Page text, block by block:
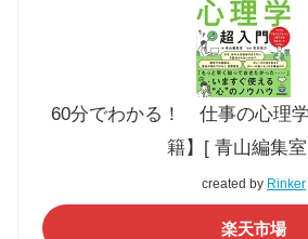
60分でわかる！ 仕事の心理
籍】[ 青山編集
created by Rinker
楽天市場